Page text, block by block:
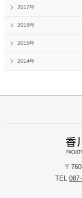
2017年
2016年
2015年
2014年
〒
TEL